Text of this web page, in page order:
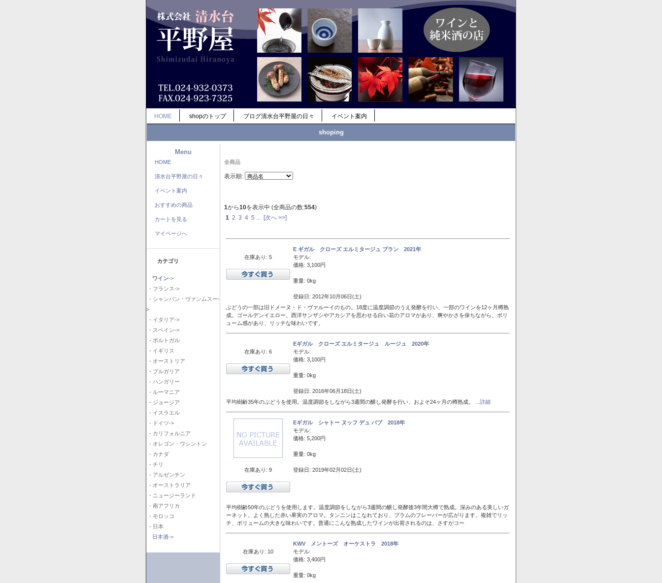
HOME shopのトップ ブログ清水台平野屋の日々 イベント案内
shoping
Menu
HOME
清水台平野屋の日々
イベント案内
おすすめの商品
カートを見る
マイページへ
カテゴリ
ワイン->
- フランス->
- シャンパン・ヴァンムスー-
>
- イタリア->
- スペイン->
- ポルトガル
- イギリス
- オーストリア
- ブルガリア
- ハンガリー
- ルーマニア
- ジョージア
- イスラエル
- ドイツ->
- カリフォルニア
- オレゴン・ワシントン
- カナダ
- チリ
- アルゼンチン
- オーストラリア
- ニュージーランド
- 南アフリカ
- モロッコ
- 日本
日本酒->
全商品
表示順:
1から10を表示中 (全商品の数:554)
1 2 3 4 5 [次へ >>]
在庫あり: 5
E ギガル クローズ エルミタージュ ブラン 2021年
モデル:
価格: 3,100円
重量: 0kg
登録日: 2012年10月06日(土)
ぶどうの一部は旧ドメーヌ・ド・ヴァルーイのもの。18度に温度調節のうえ発酵を行い、一部のワインを12ヶ月樽熟
成。ゴールデンイエロー。西洋サンザシやアカシアを思わせる白い花のアロマがあり、爽やかさを保ちながら、ボリ
ューム感があり、リッチな味わいです。
在庫あり: 6
Eギガル クローズ エルミタージュ ルージュ 2020年
モデル:
価格: 3,100円
重量: 0kg
登録日: 2016年06月18日(土)
平均樹齢35年のぶどうを使用。温度調節をしながら3週間の醸し発酵を行い、およそ24ヶ月の樽熟成。
...詳細
在庫あり: 9
Eギガル シャトー ヌッフ デュ パプ 2018年
モデル:
価格: 5,200円
重量: 0kg
登録日: 2019年02月02日(土)
平均樹齢50年のぶどうを使用します。温度調節をしながら3週間の醸し発酵後3年間大樽で熟成。深みのある美しいガ
ーネット。よく熟した赤い果実のアロマ。タンニンはこなれており、プラムのフレーバーが広がります。複雑でリッ
チ、ボリュームの大きな味わいです。普通にこんな熟成したワインが出荷されるのは、さすがコー
在庫あり: 10
KWV メントーズ オーケストラ 2018年
モデル:
価格: 3,400円
重量: 0kg